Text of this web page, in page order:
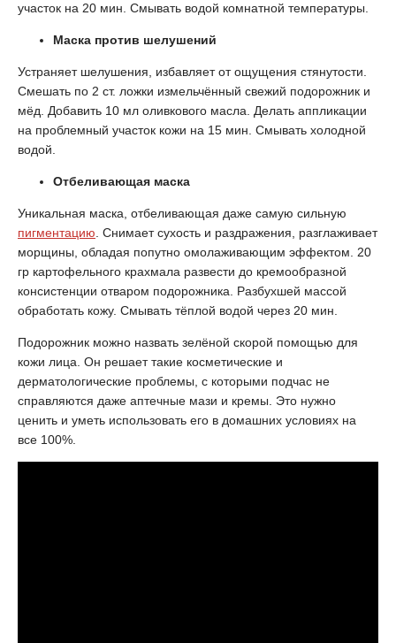
участок на 20 мин. Смывать водой комнатной температуры.
Маска против шелушений
Устраняет шелушения, избавляет от ощущения стянутости.
Смешать по 2 ст. ложки измельчённый свежий подорожник и
мёд. Добавить 10 мл оливкового масла. Делать аппликации
на проблемный участок кожи на 15 мин. Смывать холодной
водой.
Отбеливающая маска
Уникальная маска, отбеливающая даже самую сильную
пигментацию . Снимает сухость и раздражения, разглаживает
морщины, обладая попутно омолаживающим эффектом. 20
гр картофельного крахмала развести до кремообразной
консистенции отваром подорожника. Разбухшей массой
обработать кожу. Смывать тёплой водой через 20 мин.
Подорожник можно назвать зелёной скорой помощью для
кожи лица. Он решает такие косметические и
дерматологические проблемы, с которыми подчас не
справляются даже аптечные мази и кремы. Это нужно
ценить и уметь использовать его в домашних условиях на
все 100%.